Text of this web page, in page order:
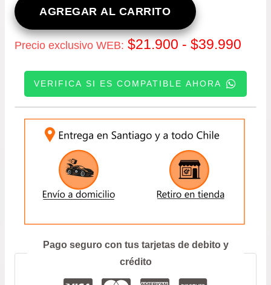
MAZA
(DELANTERO)
VOLKSWAGEN
BORA
GOLF
CANTIDAD
AGREGAR AL CARRITO
Precio exclusivo WEB: $21.900 - $39.990
de
VERIFICA SI ES COMPATIBLE AHORA
Pago seguro con tus tarjetas de debito y
crédito